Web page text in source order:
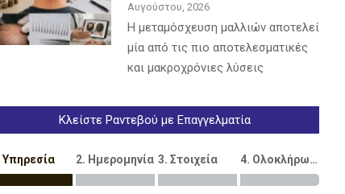
Αυγούστου, 2026
Η μεταμόσχευση μαλλιών αποτελεί
μία από τις πιο αποτελεσματικές
και μακροχρόνιες λύσεις
Κλείστε Ραντεβού με Επαγγελματία
Υπηρεσία 2. Ημερομηνία 3. Στοιχεία 4. Ολοκλήρωση